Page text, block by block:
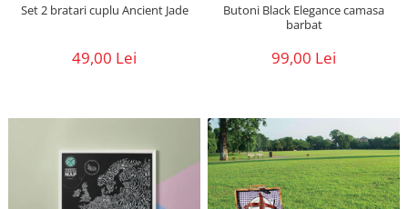
Set 2 bratari cuplu Ancient Jade
49,00 Lei
Butoni Black Elegance camasa
barbat
99,00 Lei